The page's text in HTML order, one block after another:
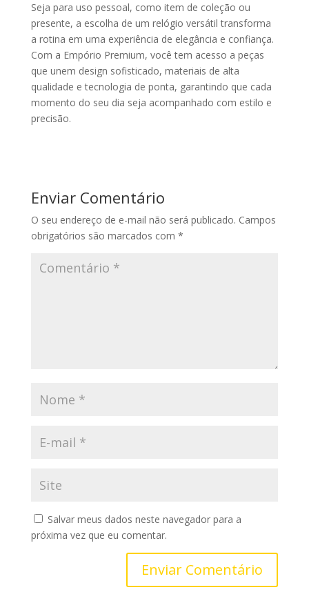
Seja para uso pessoal, como item de coleção ou
presente, a escolha de um relógio versátil transforma
a rotina em uma experiência de elegância e confiança.
Com a Empório Premium, você tem acesso a peças
que unem design sofisticado, materiais de alta
qualidade e tecnologia de ponta, garantindo que cada
momento do seu dia seja acompanhado com estilo e
precisão.
Enviar Comentário
O seu endereço de e-mail não será publicado. Campos
obrigatórios são marcados com *
Salvar meus dados neste navegador para a
próxima vez que eu comentar.